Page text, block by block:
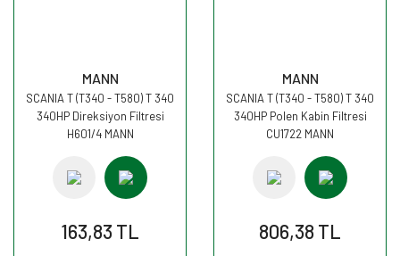
MANN
SCANIA T (T340 - T580) T 340
340HP Direksiyon Filtresi
H601/4 MANN
163,83 TL
MANN
SCANIA T (T340 - T580) T 340
340HP Polen Kabin Filtresi
CU1722 MANN
806,38 TL